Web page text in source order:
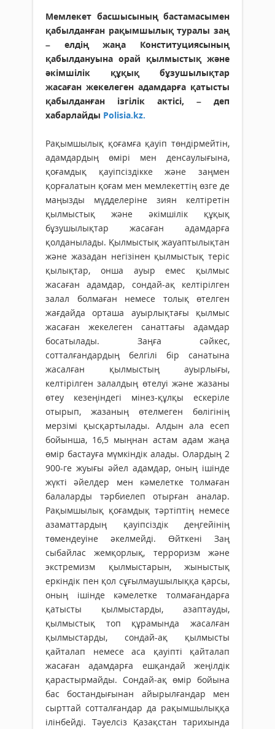
Мемлекет басшысының бастамасымен
қабылданған рақымшылық туралы заң
– елдің жаңа Конституциясының
қабылдануына орай қылмыстық және
әкімшілік құқық бұзушылықтар
жасаған жекелеген адамдарға қатысты
қабылданған ізгілік актісі, – деп
хабарлайды Polisia.kz.
Рақымшылық қоғамға қауіп төндірмейтін,
адамдардың өмірі мен денсаулығына,
қоғамдық қауіпсіздікке және заңмен
қорғалатын қоғам мен мемлекеттің өзге де
маңызды мүдделеріне зиян келтіретін
қылмыстық және әкімшілік құқық
бұзушылықтар жасаған адамдарға
қолданылады. Қылмыстық жауаптылықтан
және жазадан негізінен қылмыстық теріс
қылықтар, онша ауыр емес қылмыс
жасаған адамдар, сондай-ақ келтірілген
залал болмаған немесе толық өтелген
жағдайда орташа ауырлықтағы қылмыс
жасаған жекелеген санаттағы адамдар
босатылады. Заңға сәйкес,
сотталғандардың белгілі бір санатына
жасалған қылмыстың ауырлығы,
келтірілген залалдың өтелуі және жазаны
өтеу кезеңіндегі мінез-құлқы ескеріле
отырып, жазаның өтелмеген бөлігінің
мерзімі қысқартылады. Алдын ала есеп
бойынша, 16,5 мыңнан астам адам жаңа
өмір бастауға мүмкіндік алады. Олардың 2
900-ге жуығы әйел адамдар, оның ішінде
жүкті әйелдер мен кәмелетке толмаған
балаларды тәрбиелеп отырған аналар.
Рақымшылық қоғамдық тәртіптің немесе
азаматтардың қауіпсіздік деңгейінің
төмендеуіне әкелмейді. Өйткені Заң
сыбайлас жемқорлық, терроризм және
экстремизм қылмыстарын, жыныстық
еркіндік пен қол сұғылмаушылыққа қарсы,
оның ішінде кәмелетке толмағандарға
қатысты қылмыстарды, азаптауды,
қылмыстық топ құрамында жасалған
қылмыстарды, сондай-ақ қылмысты
қайталап немесе аса қауіпті қайталап
жасаған адамдарға ешқандай жеңілдік
қарастырмайды. Сондай-ақ өмір бойына
бас бостандығынан айырылғандар мен
сырттай сотталғандар да рақымшылыққа
ілінбейді. Тәуелсіз Қазақстан тарихында